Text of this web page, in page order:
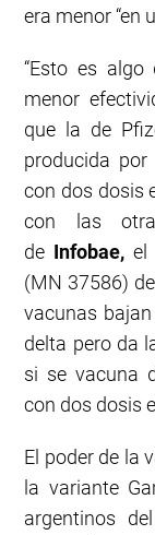
era menor “en
“Esto es
menor
que la de
producida
con dos dosis
con las
de Infobae, el
(MN 37586)
vacunas
delta pero da
si se vacuna
con dos dosis
El poder de la
la variante
argentinos